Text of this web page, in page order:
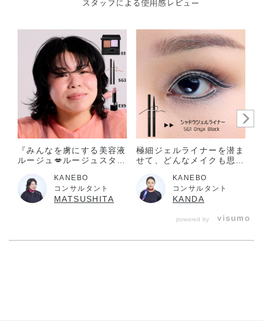
目に入らないように注意し、入った時は、すぐに充分洗い流
子供や認知症の方などの誤食等を防ぐため、置き場所にご注
意ください。
極端に温度の高い所や低い所、直射日光のあたる場所には、
置かないでください。
『みんなを虜にする美容液
ルージュ💋ルージュスター
場』
KANEBO
コンサルタント
MATSUSHITA
極細ジェルライナーを潜ま
せて、どんなメイクも思い
KANEBO
コンサルタント
KANDA
powered by